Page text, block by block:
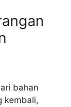
bahan
kembali,